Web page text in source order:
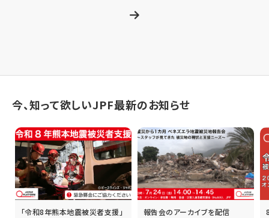
今、知って欲しいJPF最新のお知らせ
「令和8年熊本地震被災者支援」
報告会のアーカイブを配信